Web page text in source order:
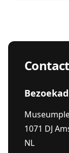
1071 DJ
NL